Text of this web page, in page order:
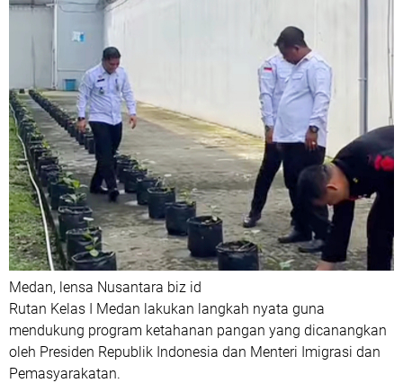
Medan, lensa Nusantara biz id
Rutan Kelas I Medan lakukan langkah nyata guna
mendukung program ketahanan pangan yang dicanangkan
oleh Presiden Republik Indonesia dan Menteri Imigrasi dan
Pemasyarakatan.